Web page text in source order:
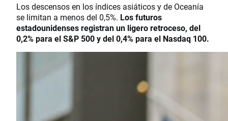
Los descensos en los índices asiáticos y de Oceanía
se limitan a menos del 0,5%. Los futuros
estadounidenses registran un ligero retroceso, del
0,2% para el S&P 500 y del 0,4% para el Nasdaq 100.